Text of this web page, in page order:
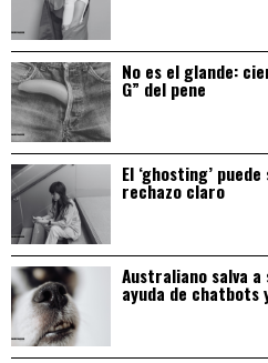
No es el glande:
G” del pene
El ‘ghosting’
rechazo claro
Australiano salva
ayuda de chatbots